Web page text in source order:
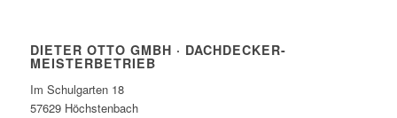
DIETER OTTO GMBH · DACHDECKER-
MEISTERBETRIEB
Im Schulgarten 18
57629 Höchstenbach